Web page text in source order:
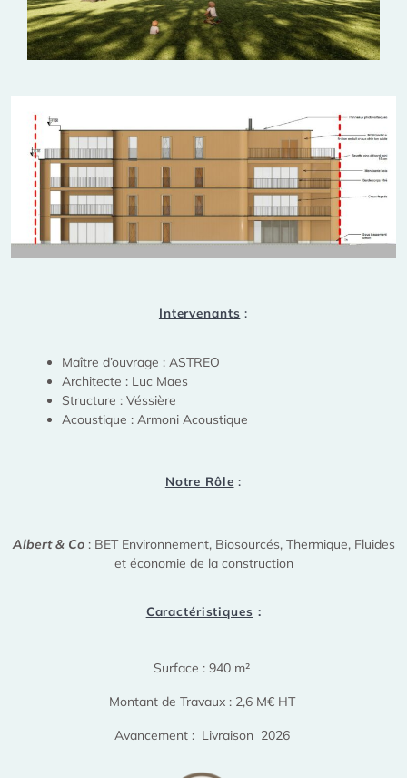
Intervenants :
Maître d’ouvrage : ASTREO
Architecte : Luc Maes
Structure : Véssière
Acoustique : Armoni Acoustique
Notre Rôle :
Albert & Co: BET Environnement, Biosourcés, Thermique, Fluides
et économie de la construction
Caractéristiques :
Surface : 940 m²
Montant de Travaux : 2,6 M€ HT
Avancement : Livraison 2026